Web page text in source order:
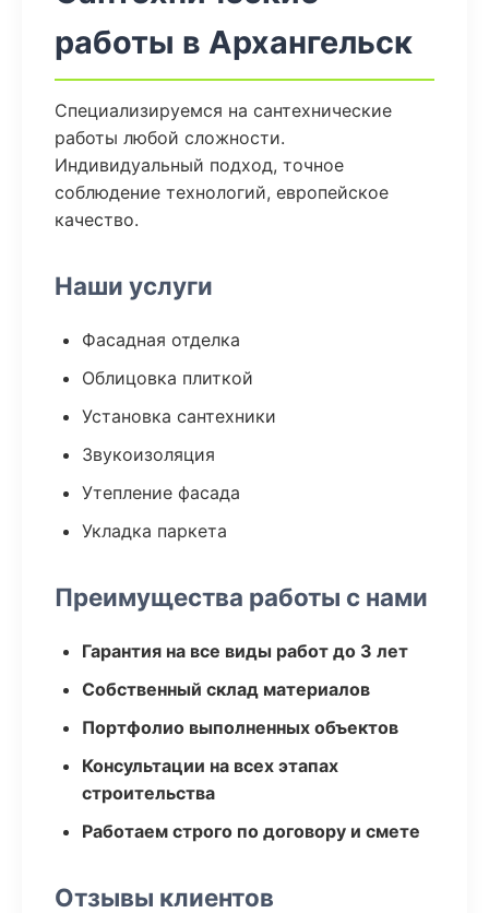
работы в Архангельск
Специализируемся на сантехнические
работы любой сложности.
Индивидуальный подход, точное
соблюдение технологий, европейское
качество.
Наши услуги
Фасадная отделка
Облицовка плиткой
Установка сантехники
Звукоизоляция
Утепление фасада
Укладка паркета
Преимущества работы с нами
Гарантия на все виды работ до 3 лет
Собственный склад материалов
Портфолио выполненных объектов
Консультации на всех этапах
строительства
Работаем строго по договору и смете
Отзывы клиентов